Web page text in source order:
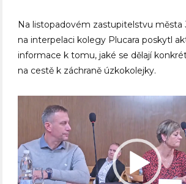
Na listopadovém zastupitelstvu města
na interpelaci kolegy Plucara poskytl
informace k tomu, jaké se dělají
na cestě k záchraně úzkokolejky.
přehrávač